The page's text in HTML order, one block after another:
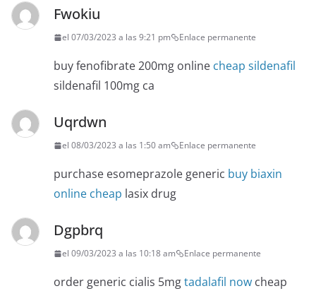
Fwokiu
el 07/03/2023 a las 9:21 pm Enlace permanente
buy fenofibrate 200mg online cheap sildenafil
sildenafil 100mg ca
Uqrdwn
el 08/03/2023 a las 1:50 am Enlace permanente
purchase esomeprazole generic buy biaxin
online cheap lasix drug
Dgpbrq
el 09/03/2023 a las 10:18 am Enlace permanente
order generic cialis 5mgtadalafil now cheap